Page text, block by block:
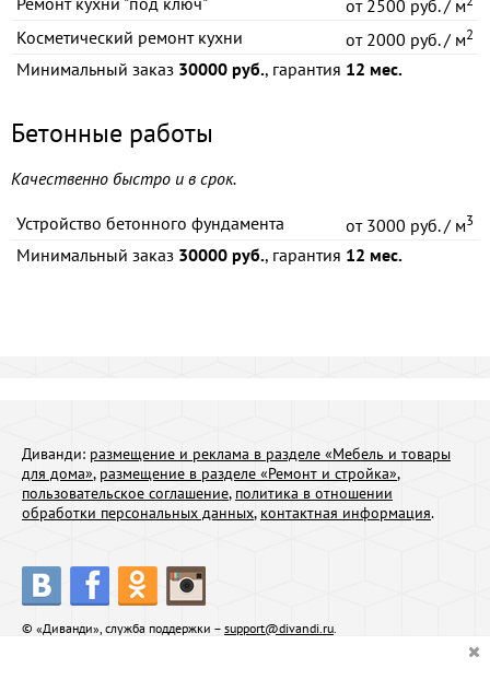
от2500 руб. / м
Косметический ремонт кухни от2000 руб. / м2
Минимальный заказ 30000 руб., гарантия 12 мес.
Бетонные работы
Качественно быстро и в срок.
Устройство бетонного фундамента от3000 руб. / м3
Минимальный заказ 30000 руб., гарантия 12 мес.
Диванди: размещение и реклама в разделе «Мебель и товары
для дома», размещение в разделе «Ремонт и стройка»,
пользовательское соглашение, политика в отношении
обработки персональных данных, контактная информация.
© «Диванди», служба поддержки – support@divandi.ru.